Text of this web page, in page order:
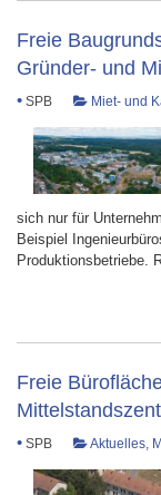
Freie
Gründer- und
• SPB Miet- und
sich nur für
Beispiel
Produktionsbetriebe.
Freie
• SPB Aktuelles,